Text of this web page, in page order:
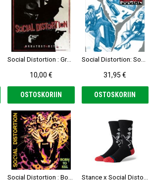
Social Distortion : Greatest Hits CD *käytetty*
10,00 €
OSTOSKORIIN
31,95 €
OSTOSKORIIN